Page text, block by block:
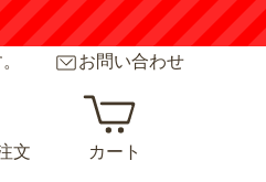
お問い合わせ
文 カート